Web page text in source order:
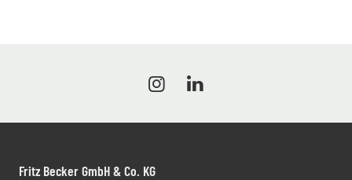
Fritz Becker GmbH & Co. KG